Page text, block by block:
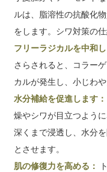
ルは、脂溶性の抗酸化
をします。シワ対策の
フリーラジカルを中和し
さらされると、コラー
カルが発生し、小じわ
水分補給を促進します：
燥やシワが目立つよう
深くまで浸透し、水分
とさせます。
肌の修復力を高める：